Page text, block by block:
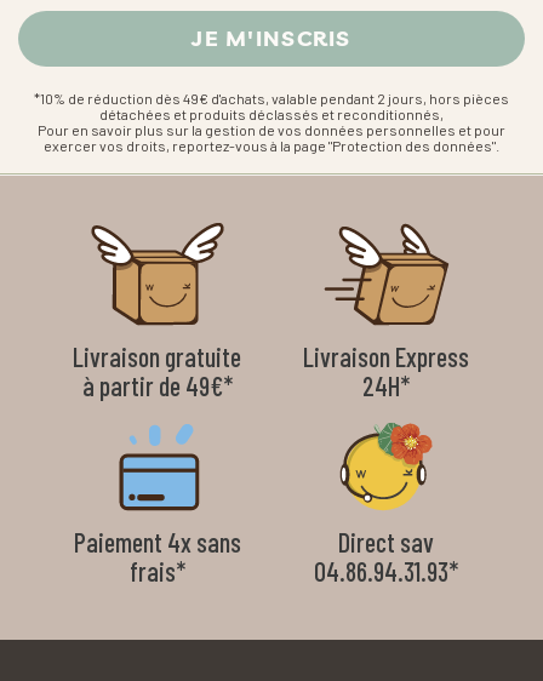
*10% de réduction dès 49€ d'achats, valable pendant 2 jours, hors pièces
détachées et produits déclassés et reconditionnés,
Pour en savoir plus sur la gestion de vos données personnelles et pour
exercer vos droits, reportez-vous à la page "Protection des données".
Livraison gratuite
à partir de 49€*
Livraison Express
24H*
Paiement 4x sans
frais*
Direct sav
04.86.94.31.93*